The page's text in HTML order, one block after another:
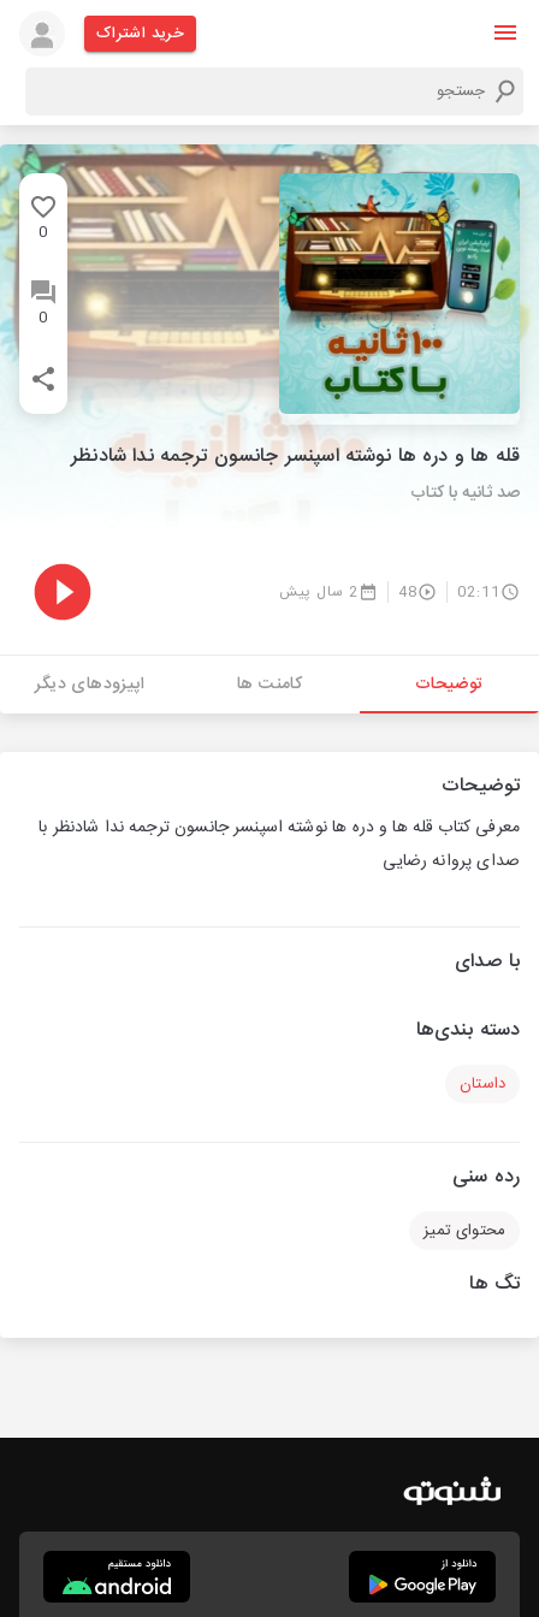
خرید اشتراک
0
0
قله ها و دره ها نوشته اسپنسر جانسون ترجمه ندا شادنظر
صد ثانیه با کتاب
02:11
48 2 سال پیش
توضیحات کامنت ها اپیزودهای دیگر
توضیحات
معرفی کتاب قله ها و دره ها نوشته اسپنسر جانسون ترجمه ندا شادنظر با
صدای پروانه رضایی
با صدای
دسته بندی‌ها
داستان
رده سنی
محتوای تمیز
تگ ها